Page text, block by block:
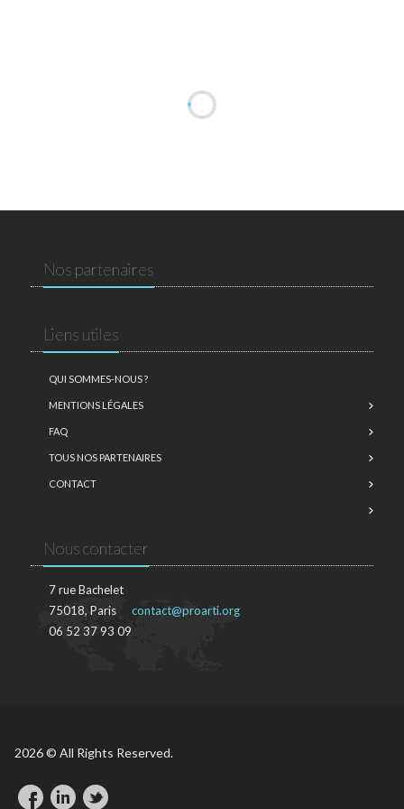
Nos partenaires
Liens utiles
QUI SOMMES-NOUS ?
MENTIONS LÉGALES
FAQ
TOUS NOS PARTENAIRES
CONTACT
Nous contacter
7 rue Bachelet
75018, Paris
06 52 37 93 09
contact@proarti.org
2026 © All Rights Reserved.